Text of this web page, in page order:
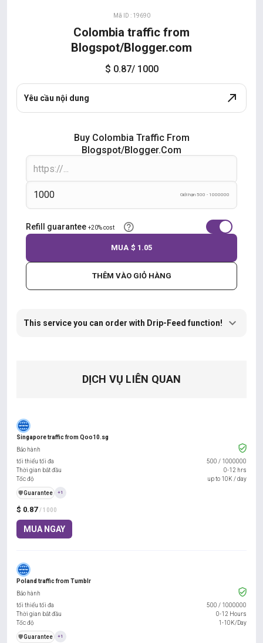
Mã ID : 19690
Colombia traffic from
Blogspot/Blogger.com
$ 0.87/ 1000
Yêu cầu nội dung
Buy Colombia Traffic From
Blogspot/Blogger.com
Giới hạn 500 - 1000000
Refill guarantee +20% cost
THÊM VÀO GIỎ HÀNG
MUA $ 1.05
This service you can order with Drip-Feed function!
DỊCH VỤ LIÊN QUAN
Singapore traffic from Qoo10.sg
$ 0.87 / 1000
MUA NGAY
Bảo hành
tối thiểu tối đa
500 / 1000000
Thời gian bắt đầu
0-12 hrs
Tốc độ
up to 10K / day
️🛡️Guarantee +1
Poland traffic from Tumblr
Bảo hành
tối thiểu tối đa
500 / 1000000
Thời gian bắt đầu
0-12 Hours
Tốc độ
1-10K/Day
️🛡️Guarantee +1